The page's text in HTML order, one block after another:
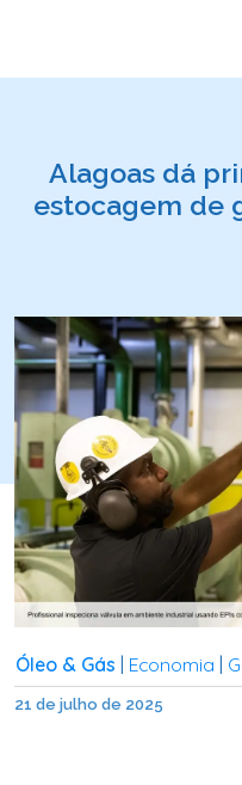
Alagoas dá
estocagem de
Óleo & Gás Economia
21 de julho de 2025